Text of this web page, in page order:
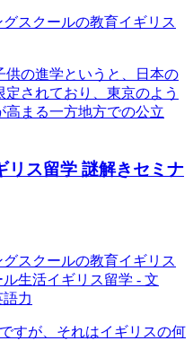
スクールの教育イギリス
供の進学というと、日本の
されており、東京のよう
高まる一方地方での公立
リス留学 謎解きセミナ
スクールの教育イギリス
ル生活イギリス留学 - 文
力
すが、それはイギリスの何